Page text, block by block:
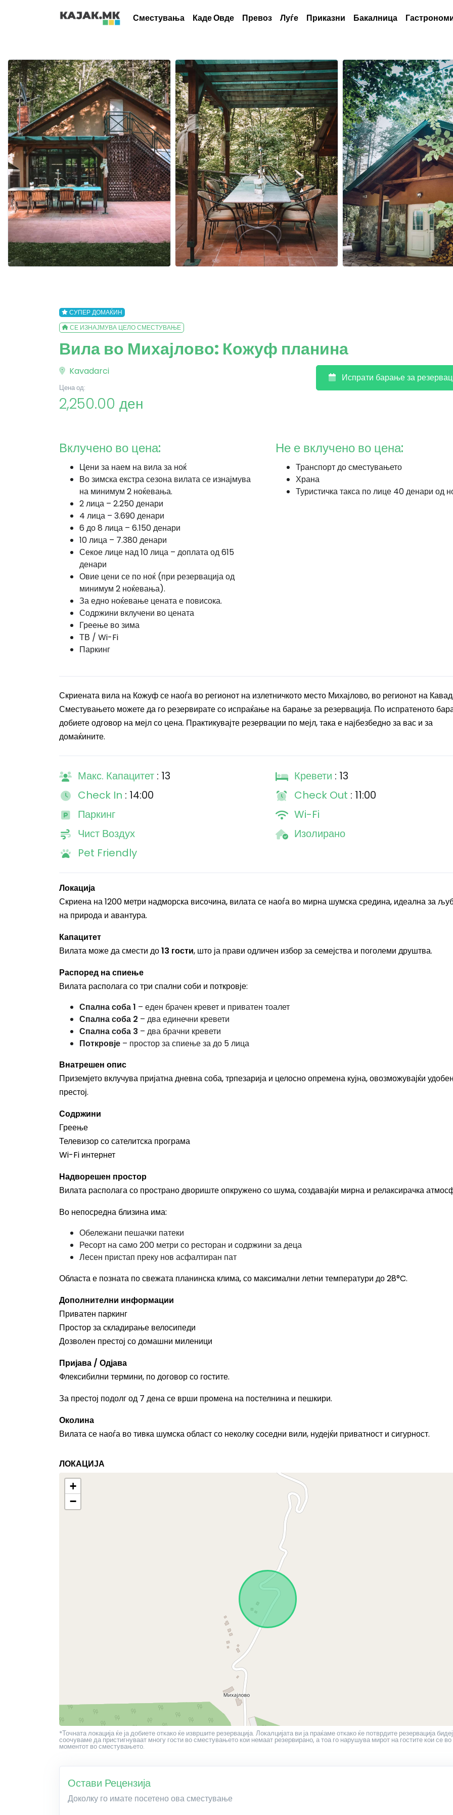
Сместувања Каде Овде Превоз Луѓе Приказни Бакалница
СУПЕР ДОМАЌИН
СЕ ИЗНАЈМУВА ЦЕЛО СМЕСТУВАЊЕ
Вила во Михајлово: Кожуф планина
Kavadarci
Цена од:
2,250.00 ден
Испрати барање за
Вклучено во цена:
Цени за наем на вила за ноќ
Во зимска екстра сезона вилата се изнајмува
на минимум 2 ноќевања.
2 лица – 2.250 денари
4 лица – 3.690 денари
6 до 8 лица – 6.150 денари
10 лица – 7.380 денари
Секое лице над 10 лица – доплата од 615
денари
Овие цени се по ноќ (при резервација од
минимум 2 ноќевања).
За едно ноќевање цената е повисока.
Содржини вклучени во цената
Греење во зима
ТВ / Wi-Fi
Паркинг
Не е вклучено во цена:
Транспорт до сместувањето
Храна
Туристичка такса по лице 40 денари од
Скриената вила на Кожуф се наоѓа во регионот на излетничкото место Михајлово, во регионот на
Сместувањето можете да го резервирате со испраќање на барање за резервација. По испратеното
добиете одговор на мејл со цена. Практикувајте резервации по мејл, така е најбезбедно за вас и за
домаќините.
Макс. Капацитет : 13 Кревети : 13
Check In : 14:00 Check Out : 11:00
Паркинг
Wi-Fi
Чист Воздух
Изолирано
Pet Friendly
Локација
Скриена на 1200 метри надморска височина, вилата се наоѓа во мирна шумска средина, идеална за
на природа и авантура.
Капацитет
Вилата може да смести до13 гости, што ја прави одличен избор за семејства и поголеми друштва.
Распоред на спиење
Вилата располага со три спални соби и поткровје:
Спална соба 1 – еден брачен кревет и приватен тоалет
Спална соба 2 – два единечни кревети
Спална соба 3 – два брачни кревети
Поткровје – простор за спиење за до 5 лица
Внатрешен опис
Приземјето вклучува пријатна дневна соба, трпезарија и целосно опремена кујна, овозможувајќи удобен
престој.
Содржини
Греење
Телевизор со сателитска програма
Wi-Fi интернет
Надворешен простор
Вилата располага со пространо двориште опкружено со шума, создавајќи мирна и релаксирачка
Во непосредна близина има:
Обележани пешачки патеки
Ресорт на само 200 метри со ресторан и содржини за деца
Лесен пристап преку нов асфалтиран пат
Областа е позната по свежата планинска клима, со максимални летни температури до 28°C.
Дополнителни информации
Приватен паркинг
Простор за складирање велосипеди
Дозволен престој со домашни миленици
Пријава / Одјава
Флексибилни термини, по договор со гостите.
За престој подолг од 7 дена се врши промена на постелнина и пешкири.
Околина
Вилата се наоѓа во тивка шумска област со неколку соседни вили, нудејќи приватност и сигурност.
ЛОКАЦИЈА
+
−
*Точната локација ќе ја добиете откако ќе извршите резервација. Локалцијата ви ја праќаме откако ќе потврдите резервација
соочуваме да пристигнуваат многу гости во сместувањето кои немаат резервирано, а тоа го нарушува мирот на гостите кои се во
моментот во сместувањето.
Остави Рецензија
Доколку го имате посетено ова сместување